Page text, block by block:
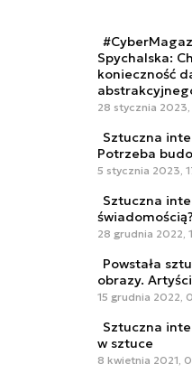
Spychalska:
konieczność
28 stycznia
Sztuczna
Potrzeba
5 stycznia 2023,
Sztuczna
28 grudnia 2022,
Powstała
obrazy.
15 grudnia 2022,
Sztuczna
w sztuce
8 kwietnia 2021,